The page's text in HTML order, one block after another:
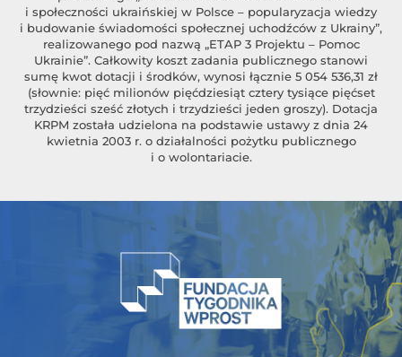
i społeczności ukraińskiej w Polsce – popularyzacja wiedzy
i budowanie świadomości społecznej uchodźców z Ukrainy”,
realizowanego pod nazwą „ETAP 3 Projektu – Pomoc
Ukrainie”. Całkowity koszt zadania publicznego stanowi
sumę kwot dotacji i środków, wynosi łącznie 5 054 536,31 zł
(słownie: pięć milionów pięćdziesiąt cztery tysiące pięćset
trzydzieści sześć złotych i trzydzieści jeden groszy). Dotacja
KRPM została udzielona na podstawie ustawy z dnia 24
kwietnia 2003 r. o działalności pożytku publicznego
i o wolontariacie.